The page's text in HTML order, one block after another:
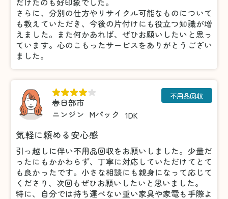
さらに、分別の仕方やリサイクル可能なものについて
も教えていただき、今後の片付けにも役立つ知識が増
えました。また何かあれば、ぜひお願いしたいと思っ
ています。心のこもったサービスをありがとうござい
ました。
春日部市
ニンジン Mパック 1DK
不用品回収
気軽に頼める安心感
引っ越しに伴い不用品回収をお願いしました。少量だ
ったにもかかわらず、丁寧に対応していただけてとて
も良かったです。小さな相談にも親身になって応じて
くださり、次回もぜひお願いしたいと思いました。
特に、自分では持ち運べない重い家具や家電も手際よ